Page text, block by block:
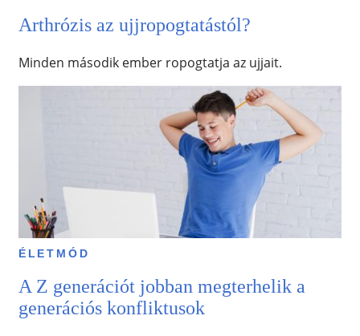
Arthrózis az ujjropogtatástól?
Minden második ember ropogtatja az ujjait.
ÉLETMÓD
A Z generációt jobban megterhelik a
generációs konfliktusok